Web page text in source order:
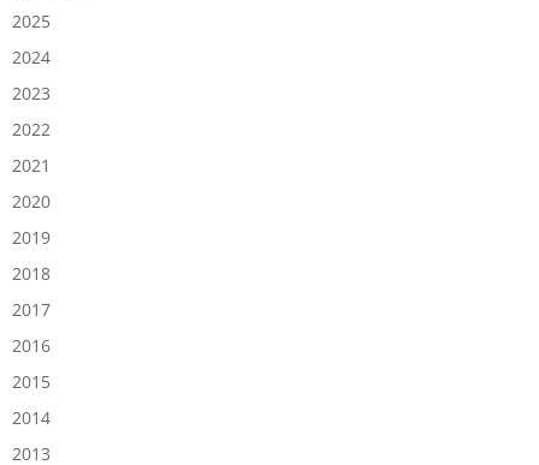
2025
2024
2023
2022
2021
2020
2019
2018
2017
2016
2015
2014
2013